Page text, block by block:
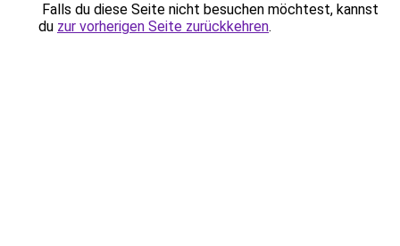
Falls du diese Seite nicht besuchen möchtest, kannst
du zur vorherigen Seite zurückkehren.